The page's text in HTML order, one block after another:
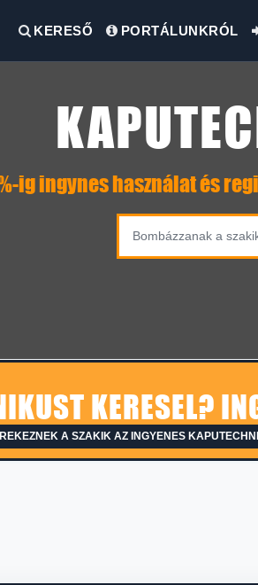
KERESŐ PORTÁLUNKRÓL
ig ingynes használat és
KERESEL?
A SZAKIK AZ INGYENES